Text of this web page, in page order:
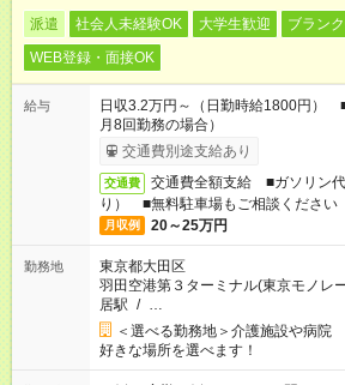
派遣 社会人未経験OK 大学生歓迎
ブラン
WEB登録・面接OK
給与
日収3.2万円～（日勤時給1800円）
月8回勤務の場合）
交通費別途支給あり
交通費
交通費全額支給 ■ガソリン
り） ■無料駐車場もご相談ください
月収例 20～25万円
勤務地
東京都大田区
羽田空港第３ターミナル(東京モノレ
居駅 / …
＜選べる勤務地＞介護施設や病
好きな場所を選べます！